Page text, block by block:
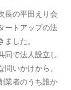
長の平田えり会
ートアップの法
した。
同で法人設立し
いかけから、
業者のうち誰か